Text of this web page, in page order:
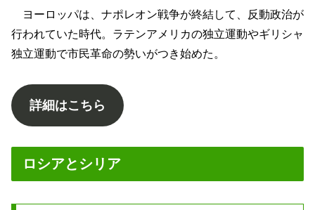
ヨーロッパは、ナポレオン戦争が終結して、反動政治が
行われていた時代。ラテンアメリカの独立運動やギリシャ
独立運動で市民革命の勢いがつき始めた。
詳細はこちら
ロシアとシリア